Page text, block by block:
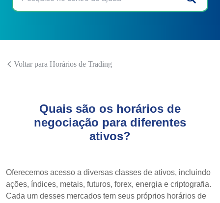
Voltar para Horários de Trading
Quais são os horários de
negociação para diferentes
ativos?
Oferecemos acesso a diversas classes de ativos, incluindo
ações, índices, metais, futuros, forex, energia e criptografia.
Cada um desses mercados tem seus próprios horários de